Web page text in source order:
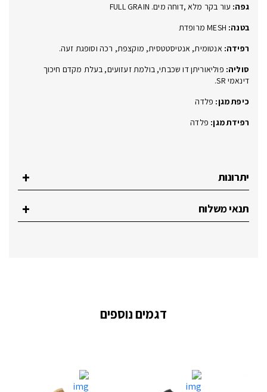
גפה: עור בקר מלא ,דוחה מים. FULL GRAIN
בטנה:
רפידה: אנטומית, אנטיסטטסית, מוקצפת, רכה וסופגת זעה.
סוליה: פוליאוריתן דו שכבתי, בולמת זעזועים, בעלת מקדם חיכוך
דינאמי SR.
כיפת מגן: פלדה
רפידת מגן: פלדה
יתרונות
תנאי משלוח
דגמים נוספים